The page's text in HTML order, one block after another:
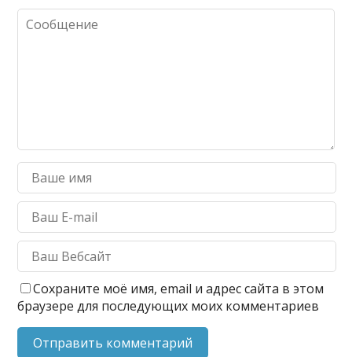
Сохраните моё имя, email и адрес сайта в этом
браузере для последующих моих комментариев